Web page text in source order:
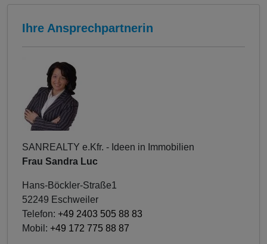
Ihre Ansprechpartnerin
SANREALTY e.Kfr. - Ideen in Immobilien
Frau Sandra Luc
Hans-Böckler-Straße1
52249 Eschweiler
Telefon: +49 2403 505 88 83
Mobil: +49 172 775 88 87